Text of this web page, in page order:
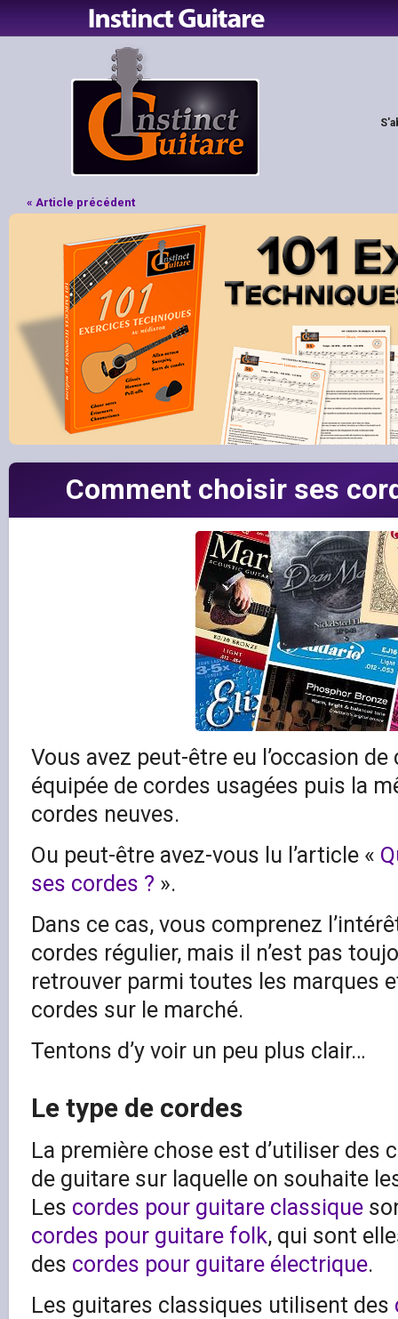
« Article précédent
Comment choisir ses
Vous avez peut-être eu l’occasion
équipée de cordes usagées puis la
cordes neuves.
Ou peut-être avez-vous lu l’article «
ses cordes ? ».
Dans ce cas, vous comprenez
cordes régulier, mais il n’est pas
retrouver parmi toutes les marques
cordes sur le marché.
Tentons d’y voir un peu plus clair…
Le type de cordes
La première chose est d’utiliser des
de guitare sur laquelle on souhaite
Les cordes pour guitare classique
cordes pour guitare folk, qui sont
des cordes pour guitare électrique.
Les guitares classiques utilisent des